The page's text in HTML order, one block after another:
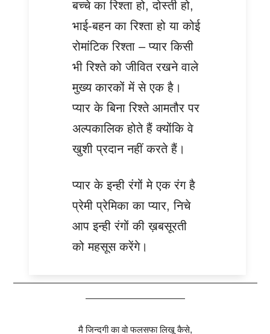
बच्चे का रिश्ता हो, दोस्ती हो,
भाई-बहन का रिश्ता हो या कोई
रोमांटिक रिश्ता – प्यार किसी
भी रिश्ते को जीवित रखने वाले
मुख्य कारकों में से एक है।
प्यार के बिना रिश्ते आमतौर पर
अल्पकालिक होते हैं क्योंकि वे
खुशी प्रदान नहीं करते हैं।
प्यार के इन्ही रंगों मे एक रंग है
प्रेमी प्रेमिका का प्यार, निचे
आप इन्ही रंगों की ख़बसूरती
को महसूस करेंगे।
———————————————————————————
———————————
मै जिन्दगी का वो फलसफा लिखू कैसे,